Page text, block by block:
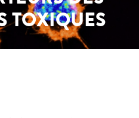
TOXIQUES